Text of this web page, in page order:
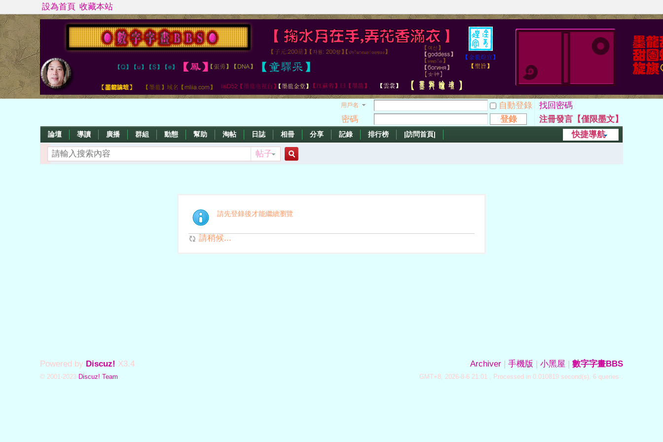
設為首頁 收藏本站
用戶名 自動登錄
找回密碼
密碼
登錄
注冊發言【僅限墨文】
快捷導航
論壇 導讀 廣播 群組 動態 幫助 淘帖 日誌 相冊 分享 記錄 排行榜 |訪問首頁|
帖子
索
請先登錄後才能繼續瀏覽
請稍候...
Archiver | 手機版 | 小黑屋 | 數字字畫BBS
GMT+8, 2026-8-6 21:01 , Processed in 0.010819 second(s), 6 queries .
Powered by Discuz! X3.4
© 2001-2023 Discuz! Team.